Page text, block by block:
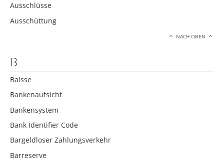
Ausschlüsse
Ausschüttung
NACH OBEN
B
Baisse
Bankenaufsicht
Bankensystem
Bank Identifier Code
Bargeldloser Zahlungsverkehr
Barreserve